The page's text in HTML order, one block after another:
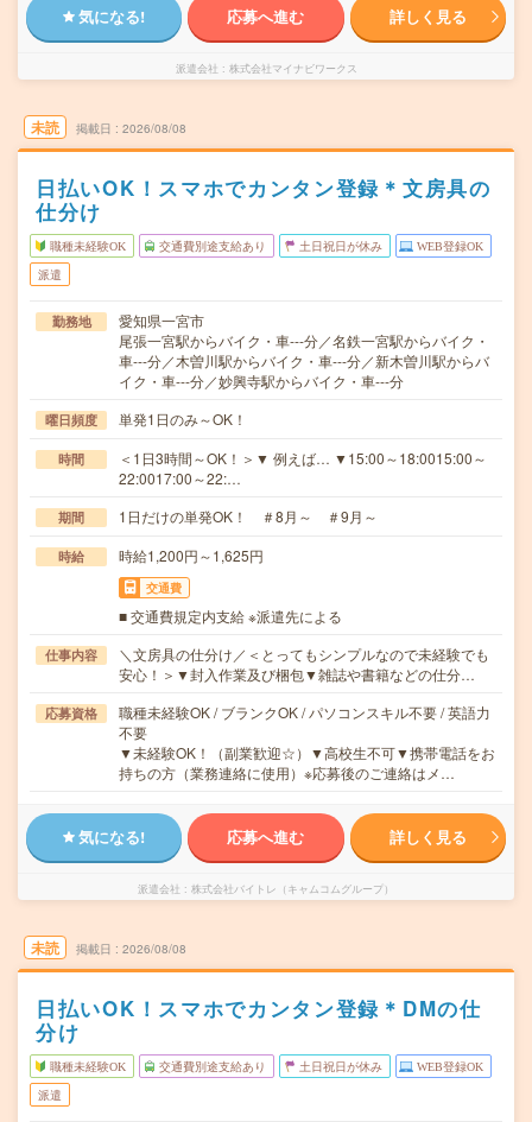
気になる! 応募へ進む 詳しく見る
派遣会社 株式会社マイナビワークス
未読 掲載日 2026/08/08
日払いOK！スマホでカンタン登録＊文房具の
仕分け
職種未経験OK 交通費別途支給あり 土日祝日が休み WEB登録OK
派遣
勤務地
愛知県一宮市
尾張一宮駅からバイク・車---分／名鉄一宮駅からバイク・
車---分／木曽川駅からバイク・車---分／新木曽川駅からバ
イク・車---分／妙興寺駅からバイク・車---分
曜日頻度 単発1日のみ～OK！
時間
＜1日3時間～OK！＞▼ 例えば… ▼15:00～18:0015:00～
22:0017:00～22:…
期間 1日だけの単発OK！ ＃8月～ ＃9月～
時給 時給1,200円～1,625円
交通費
■ 交通費規定内支給 ※派遣先による
仕事内容
＼文房具の仕分け／＜とってもシンプルなので未経験でも
安心！＞▼封入作業及び梱包▼雑誌や書籍などの仕分…
応募資格
職種未経験OK / ブランクOK / パソコンスキル不要 / 英語力
不要
▼未経験OK！（副業歓迎☆）▼高校生不可▼携帯電話をお
持ちの方（業務連絡に使用）※応募後のご連絡はメ…
気になる! 応募へ進む 詳しく見る
派遣会社 株式会社バイトレ（キャムコムグループ）
未読 掲載日 2026/08/08
日払いOK！スマホでカンタン登録＊DMの仕
分け
職種未経験OK 交通費別途支給あり 土日祝日が休み WEB登録OK
派遣